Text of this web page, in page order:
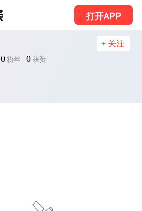
打开APP
0 粉丝 0 获赞
+ 关注